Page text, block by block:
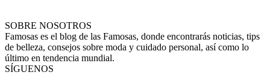
SOBRE NOSOTROS
Famosas es el blog de las Famosas, donde encontrarás noticias, tips
de belleza, consejos sobre moda y cuidado personal, así como lo
último en tendencia mundial.
SÍGUENOS